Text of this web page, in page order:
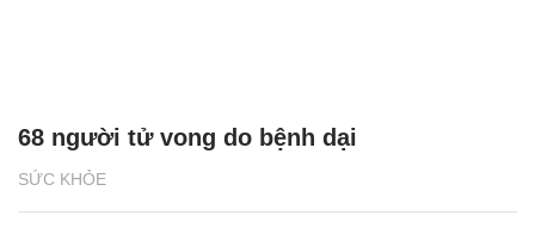
SỨC KHỎE
68 người tử vong do bệnh dại